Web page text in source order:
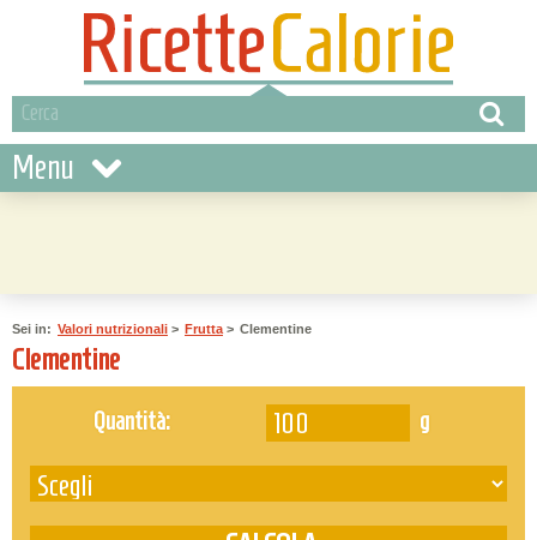
Menu
Sei in: Valori nutrizionali > Frutta > Clementine
Clementine
Quantità: g